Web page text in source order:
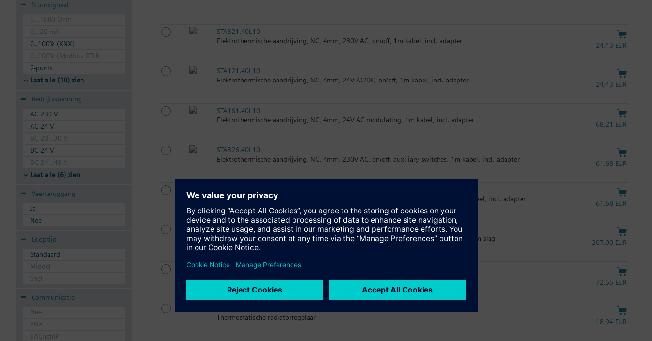
Stuursignaal
0...1000 Ohm
0...20 mA
0..100% (KNX)
0..100% (Modbus RTU)
2-punts
Laat alle (10) zien
Bedrijfsspanning
AC 230 V
AC 24 V
DC 20...30 V
DC 24 V
DC 24...48 V
Laat alle (6) zien
Veerteruggang
Ja
Nee
Looptijd
Standaard
Middel
Snel
Communicatie
Nee
KNX
BACnet/IP
STA321.40L10
Elektrothermische aandrijving, NC, 4mm, 230V AC, on/off, 1m kabel, incl. adapter
24,43 EUR
STA121.40L10
Elektrothermische aandrijving, NC, 4mm, 24V AC/DC, on/off, 1m kabel, incl. adapter
24,43 EUR
STA161.40L10
Elektrothermische aandrijving, NC, 4mm, 24V AC modulating, 1m kabel, incl. adapter
68,21 EUR
STA326.40L10
Elektrothermische aandrijving, NC, 4mm, 230V AC, on/off, auxiliary switches, 1m kabel, incl. adapter
61,68 EUR
Elektrothermische aandrijving, NC, 4mm, 24V AC/DC, on/off, auxiliary switches, 1m kabel, incl. adapter
61,68 EUR
SSA118.09HKN
Elektromotorische aandrijving KNX-bus, KNX-TP, 100 N voor afsluiters met 1.2...6.5 mm slag
207,00 EUR
RTN71
72,55 EUR
Thermostatische radiatorregelaar
18,94 EUR